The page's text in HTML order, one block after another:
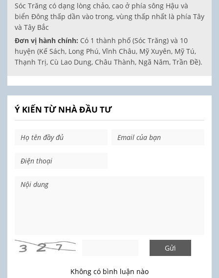
Sóc Trăng có dạng lòng chảo, cao ở phía sông Hậu và
biển Đông thấp dần vào trong, vùng thấp nhất là phía Tây
và Tây Bắc
Đơn vị hành chính: Có 1 thành phố (Sóc Trăng) và 10
huyện (Kế Sách, Long Phú, Vĩnh Châu, Mỹ Xuyên, Mỹ Tú,
Thạnh Trị, Cù Lao Dung, Châu Thành, Ngã Năm, Trần Đề).
Ý KIẾN TỪ NHÀ ĐẦU TƯ
Gửi
Không có bình luận nào